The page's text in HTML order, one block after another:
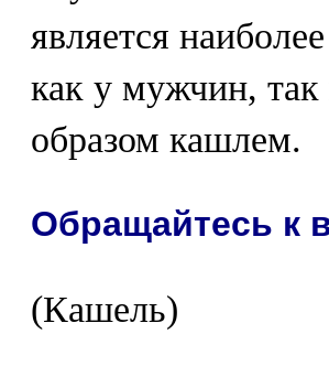
является
как у мужчин,
образом кашлем.
Обращайтесь к
(Кашель)